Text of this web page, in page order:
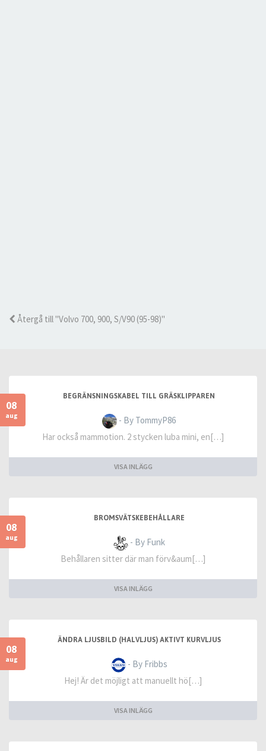
Återgå till "Volvo 700, 900, S/V90 (95-98)"
08
aug
BEGRÄNSNINGSKABEL TILL GRÄSKLIPPAREN
- By TommyP86
Har också mammotion. 2 stycken luba mini, en[…]
VISA INLÄGG
08
aug
BROMSVÄTSKEBEHÅLLARE
- By Funk
Behållaren sitter där man förv&aum[…]
VISA INLÄGG
08
aug
ÄNDRA LJUSBILD (HALVLJUS) AKTIVT KURVLJUS
- By Fribbs
Hej! Är det möjligt att manuellt hö[…]
VISA INLÄGG